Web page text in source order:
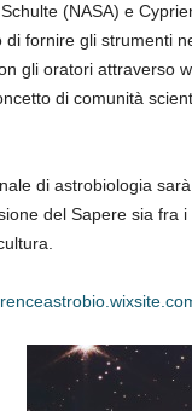
(NASA) e
di fornire gli strumenti
gli oratori attraverso
di comunità
di astrobiologia
del Sapere sia fra